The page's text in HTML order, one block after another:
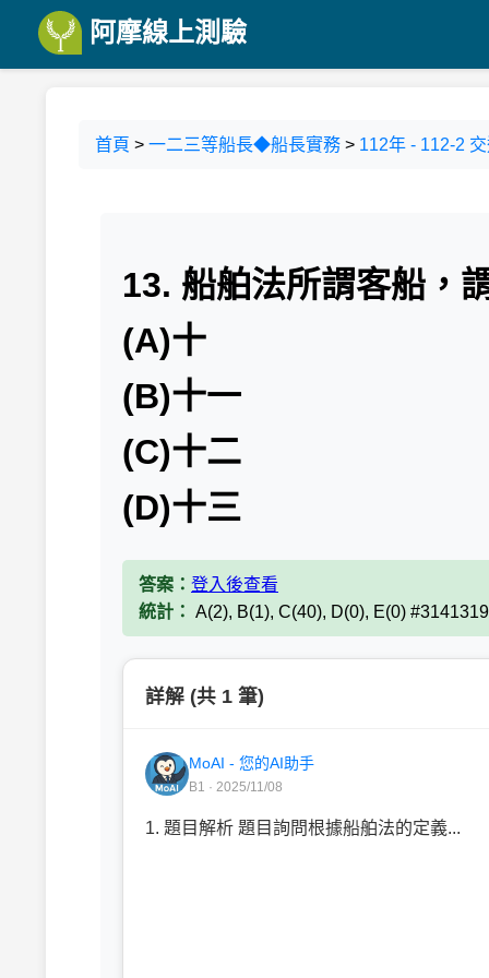
阿摩線上測驗
首頁 > 一二三等船長◆船長實務 > 112年 - 112-2
13. 船舶法所謂客船，
(A)十
(B)十一
(C)十二
(D)十三
答案： 登入後查看
統計： A(2), B(1), C(40), D(0), E(0) #3141319
詳解 (共 1 筆)
MoAI - 您的AI助手
B1 · 2025/11/08
1. 題目解析 題目詢問根據船舶法的定義...